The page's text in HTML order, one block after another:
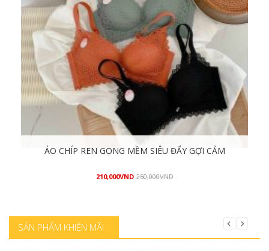
ÁO CHÍP REN GỌNG MỀM SIÊU ĐẨY GỢI CẢM
210,000VND 250,000VND
SẢN PHẨM KHIẾN MÃI